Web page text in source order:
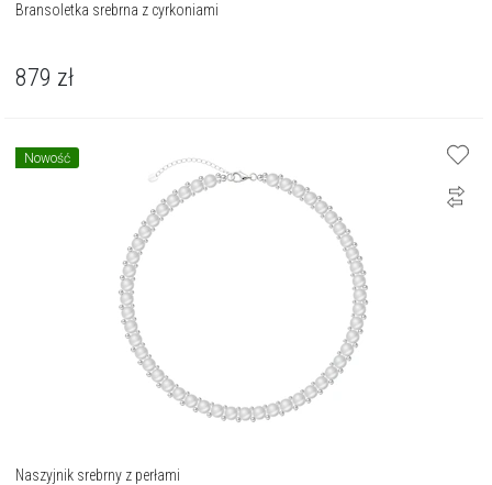
Bransoletka srebrna z cyrkoniami
879 zł
Nowość
Naszyjnik srebrny z perłami